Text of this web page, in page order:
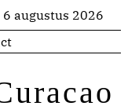
augustus 2026